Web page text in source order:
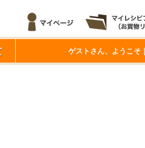
ゲストさん、ようこそ｜